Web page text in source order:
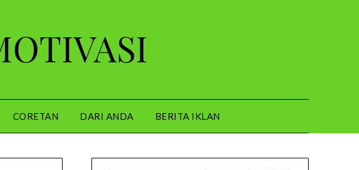
CORETAN DARI ANDA BERITA IKLAN